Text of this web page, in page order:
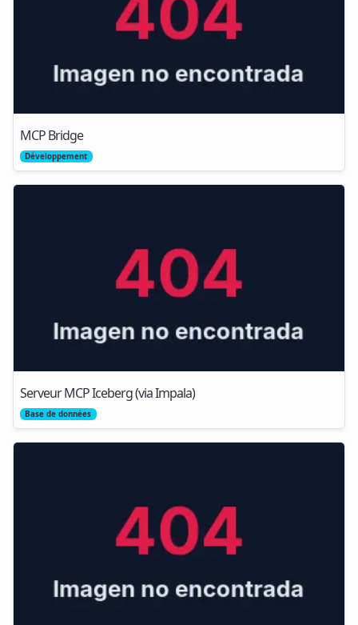
MCP Bridge
Développement
Serveur MCP Iceberg (via Impala)
Base de données